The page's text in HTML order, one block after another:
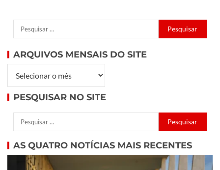
ARQUIVOS MENSAIS DO SITE
PESQUISAR NO SITE
AS QUATRO NOTÍCIAS MAIS RECENTES